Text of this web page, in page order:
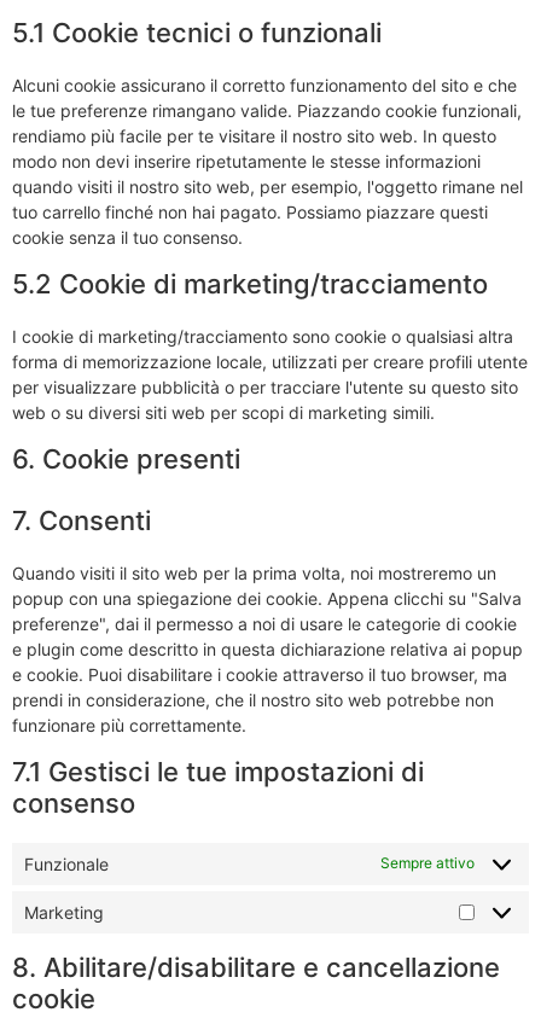
5.1 Cookie tecnici o funzionali
Alcuni cookie assicurano il corretto funzionamento del sito e che
le tue preferenze rimangano valide. Piazzando cookie funzionali,
rendiamo più facile per te visitare il nostro sito web. In questo
modo non devi inserire ripetutamente le stesse informazioni
quando visiti il nostro sito web, per esempio, l'oggetto rimane nel
tuo carrello finché non hai pagato. Possiamo piazzare questi
cookie senza il tuo consenso.
5.2 Cookie di marketing/tracciamento
I cookie di marketing/tracciamento sono cookie o qualsiasi altra
forma di memorizzazione locale, utilizzati per creare profili utente
per visualizzare pubblicità o per tracciare l'utente su questo sito
web o su diversi siti web per scopi di marketing simili.
6. Cookie presenti
7. Consenti
Quando visiti il sito web per la prima volta, noi mostreremo un
popup con una spiegazione dei cookie. Appena clicchi su "Salva
preferenze", dai il permesso a noi di usare le categorie di cookie
e plugin come descritto in questa dichiarazione relativa ai popup
e cookie. Puoi disabilitare i cookie attraverso il tuo browser, ma
prendi in considerazione, che il nostro sito web potrebbe non
funzionare più correttamente.
7.1 Gestisci le tue impostazioni di
consenso
Funzionale Sempre attivo
Marketing
8. Abilitare/disabilitare e cancellazione
cookie